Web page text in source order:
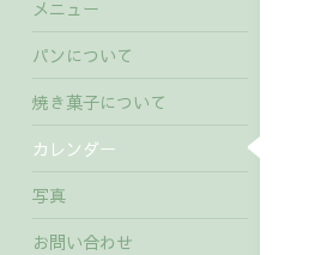
メニュー
パンについて
焼き菓子について
カレンダー
写真
お問い合わせ